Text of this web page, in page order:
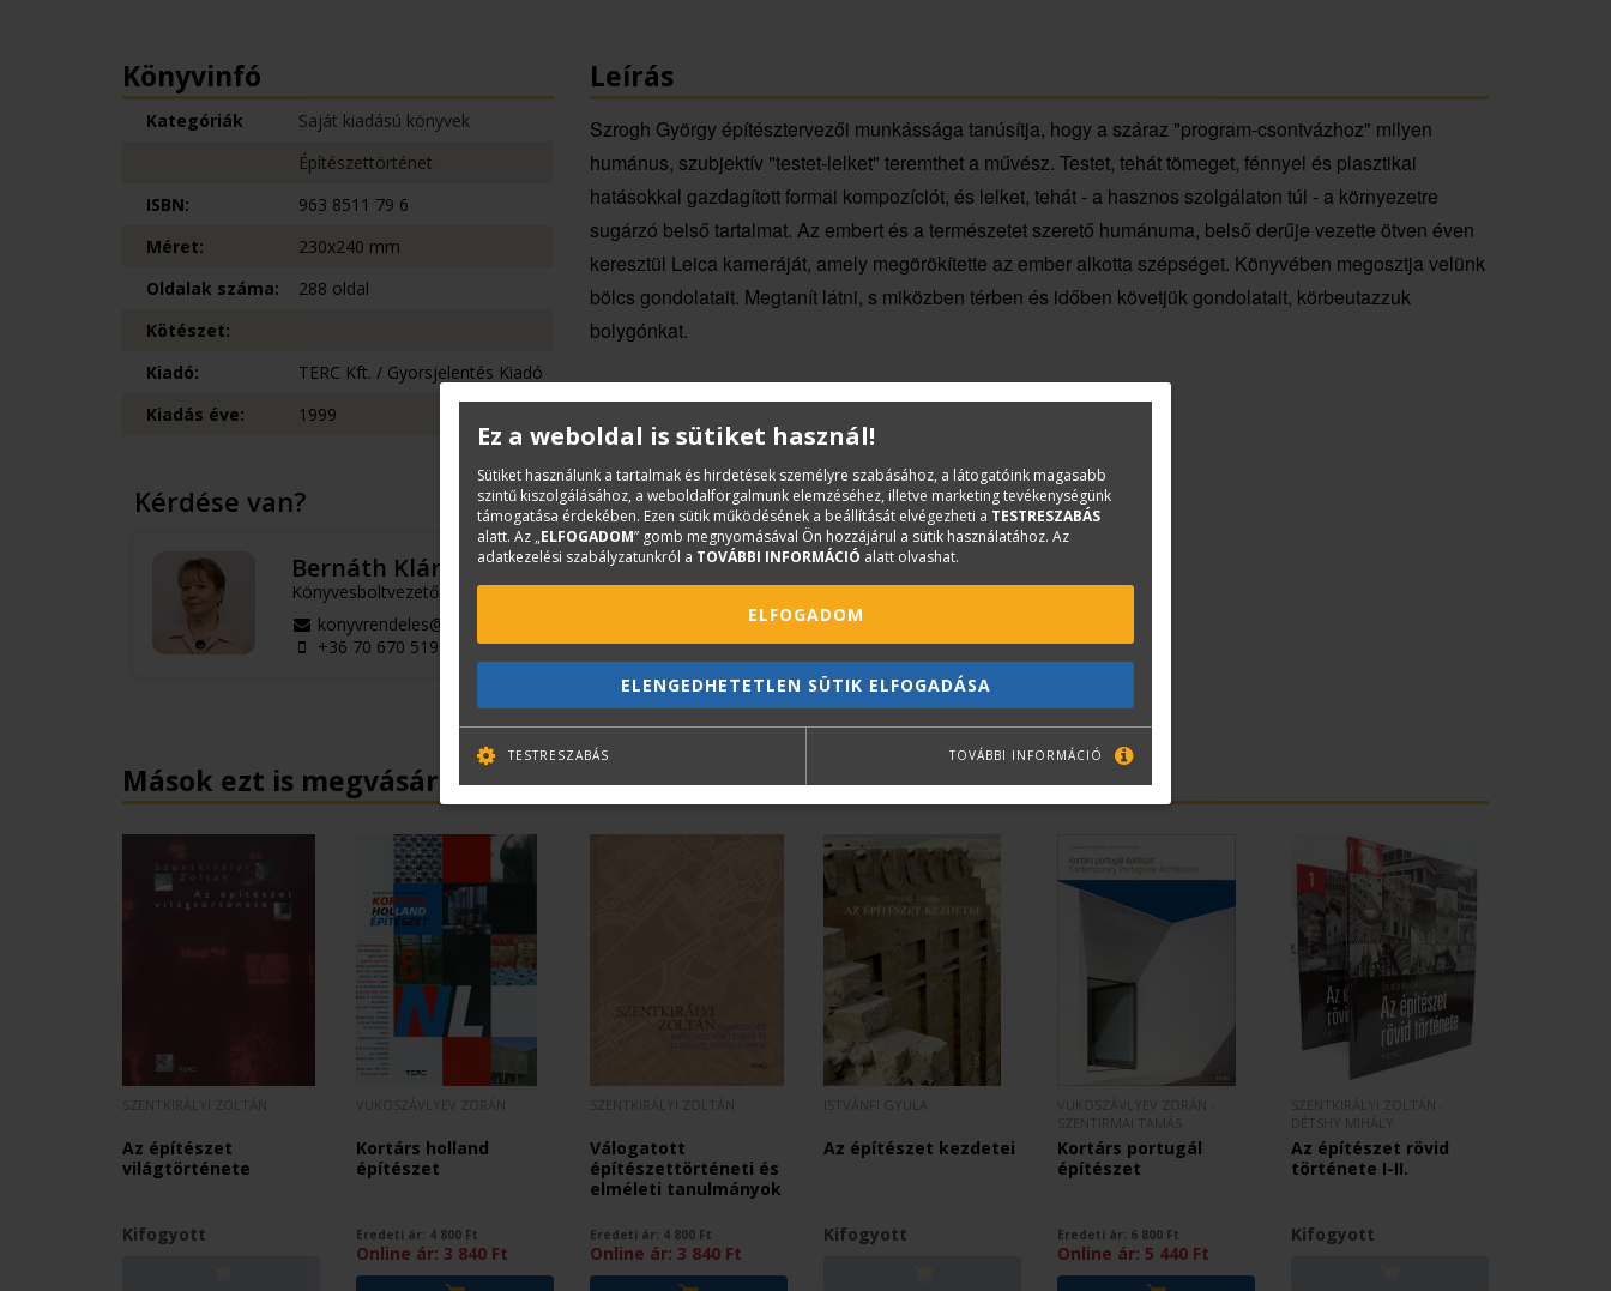
Leírás
Szrogh György építésztervezői munkássága tanúsítja, hogy a száraz "program-csontvázhoz" milyen
humánus, szubjektív "testet-lelket" teremthet a művész. Testet, tehát tömeget, fénnyel és plasztikai
hatásokkal gazdagított formai kompozíciót, és lelket, tehát - a hasznos szolgálaton túl - a környezetre
sugárzó belső tartalmat. Az embert és a természetet szerető humánuma, belső derűje vezette ötven éven
keresztül Leica kameráját, amely megörökítette az ember alkotta szépséget. Könyvében megosztja velünk
bölcs gondolatait. Megtanít látni, s miközben térben és időben követjük gondolatait, körbeutazzuk
bolygónkat.
Könyvinfó
Kategóriák
Saját kiadású könyvek
Építészettörténet
ISBN:
963 8511 79 6
Méret:
230x240 mm
Oldalak száma:
288 oldal
Kötészet:
Kiadó:
TERC Kft. / Gyorsjelentés Kiadó
Kiadás éve:
1999
Kérdése van?
Bernáth Klára
Könyvesboltvezető
konyvrendeles@terc.hu
+36 70 670 5194
Mások ezt is megvásárolták...
Az építészet
világtörténete
Kifogyott
Kortárs holland
építészet
Eredeti ár: 4 800 Ft
Online ár: 3 840 Ft
Válogatott
építészettörténeti és
elméleti tanulmányok
Eredeti ár: 4 800 Ft
Online ár: 3 840 Ft
Az építészet kezdetei
Kifogyott
Kortárs portugál
építészet
Eredeti ár: 6 800 Ft
Online ár: 5 440 Ft
Az építészet rövid
története I-II.
Kifogyott
Ez a weboldal is sütiket használ!
Sütiket használunk a tartalmak és hirdetések személyre szabásához, a látogatóink magasabb
szintű kiszolgálásához, a weboldalforgalmunk elemzéséhez, illetve marketing tevékenységünk
támogatása érdekében. Ezen sütik működésének a beállítását elvégezheti a TESTRESZABÁS
alatt. Az „ELFOGADOM” gomb megnyomásával Ön hozzájárul a sütik használatához. Az
adatkezelési szabályzatunkról a TOVÁBBI INFORMÁCIÓ alatt olvashat.
ELFOGADOM
ELENGEDHETETLEN SÜTIK ELFOGADÁSA
TESTRESZABÁS TOVÁBBI INFORMÁCIÓ